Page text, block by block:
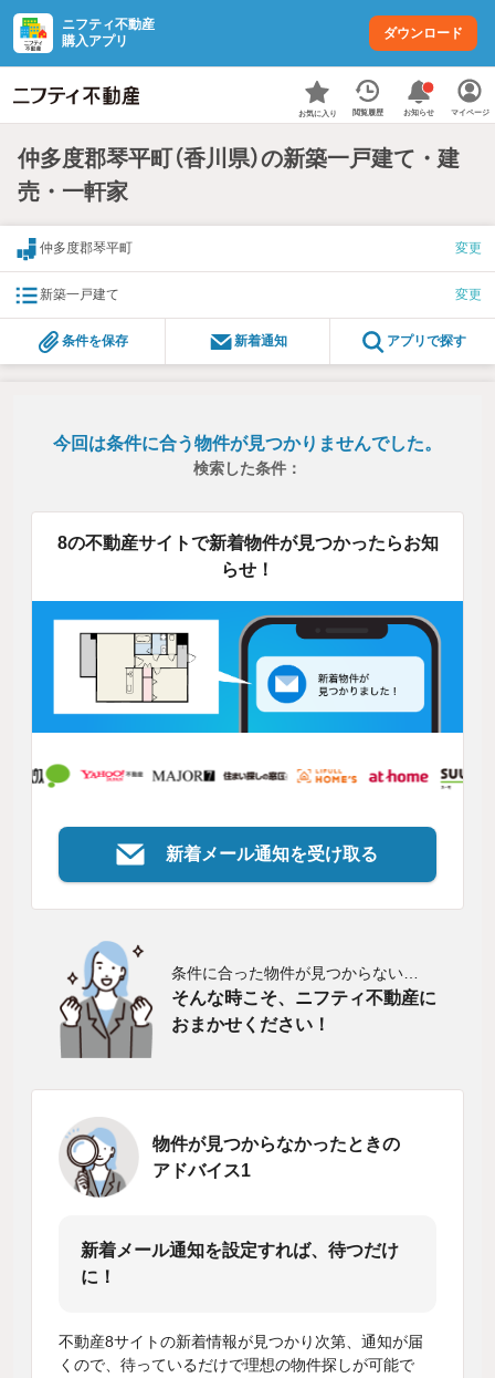
ニフティ不動産
購入アプリ
ダウンロード
お気に入り 閲覧履歴 お知らせ マイページ
仲多度郡琴平町（香川県）の新築一戸建て・建
売・一軒家
仲多度郡琴平町 変更
新築一戸建て 変更
条件を保存 新着通知 アプリで探す
今回は条件に合う物件が見つかりませんでした。
検索した条件：
8の不動産サイトで新着物件が見つかったらお知
らせ！
新着メール通知を受け取る
条件に合った物件が見つからない…
そんな時こそ、ニフティ不動産に
おまかせください！
物件が見つからなかったときの
アドバイス1
新着メール通知を設定すれば、待つだけ
に！
不動産8サイトの新着情報が見つかり次第、通知が届
くので、待っているだけで理想の物件探しが可能で